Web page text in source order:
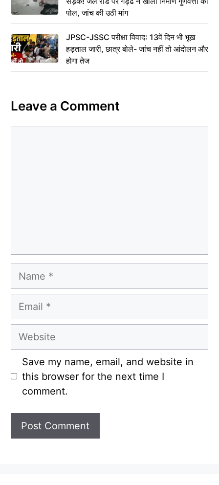
पोल, जांच की उठी मांग
JPSC-JSSC परीक्षा विवाद: 13वें दिन भी भूख
हड़ताल जारी, छात्र बोले- जांच नहीं तो आंदोलन और
होगा तेज
Leave a Comment
Name
Email
Website
Save my name, email, and website in
this browser for the next time I
comment.